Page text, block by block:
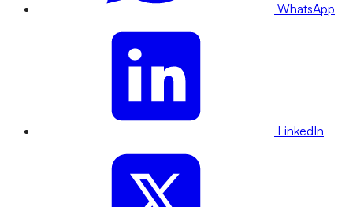
WhatsApp
LinkedIn